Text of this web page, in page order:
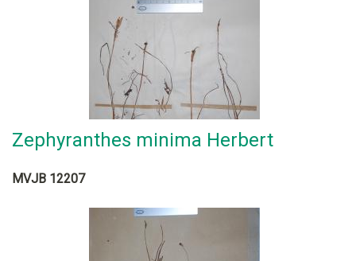
Zephyranthes minima Herbert
MVJB 12207